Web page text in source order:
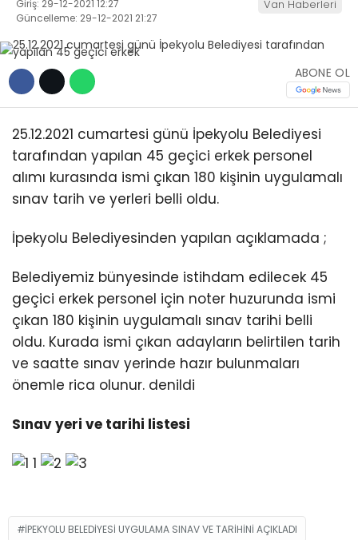
WhatsApp İhbar
Facebook
EKONOMİ
SİYASET
SAĞLIK
SPOR
TEKNOLOJİ
Giriş: 29-12-2021 12:27
Güncelleme: 29-12-2021 21:27
Van Haberleri
ABONE OL
25.12.2021 cumartesi günü İpekyolu Belediyesi
tarafından yapılan 45 geçici erkek personel
alımı kurasında ismi çıkan 180 kişinin uygulamalı
sınav tarih ve yerleri belli oldu.
İpekyolu Belediyesinden yapılan açıklamada ;
Belediyemiz bünyesinde istihdam edilecek 45
geçici erkek personel için noter huzurunda ismi
çıkan 180 kişinin uygulamalı sınav tarihi belli
oldu. Kurada ismi çıkan adayların belirtilen tarih
ve saatte sınav yerinde hazır bulunmaları
önemle rica olunur. denildi
Sınav yeri ve tarihi listesi
İPEKYOLU BELEDIYESI UYGULAMA SINAV VE TARIHINI AÇIKLADI